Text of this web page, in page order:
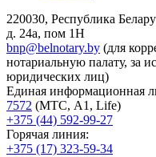
220030, Республика
д. 24а, пом 1Н
bnp@belnotary.by (для
нотариальную палату, за
юридических лиц)
Единая информационная
7572 (МТС, A1, Life)
+375 (44) 592-99-27
Горячая линия:
+375 (17) 323-59-34